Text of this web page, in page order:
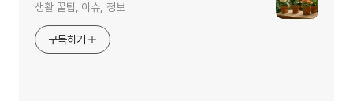
생활 꿀팁, 이슈, 정보
구독하기